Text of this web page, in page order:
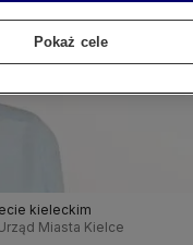
kieleckim
Miasta Kielce
Pokaż cele